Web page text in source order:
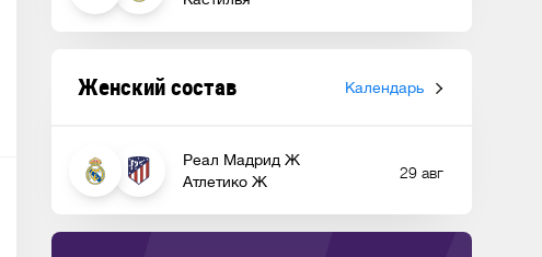
Женский состав Календарь
Реал Мадрид Ж
Атлетико Ж
29 авг